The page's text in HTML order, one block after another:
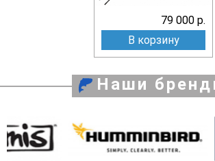
79 000 р.
В корзину
Наши